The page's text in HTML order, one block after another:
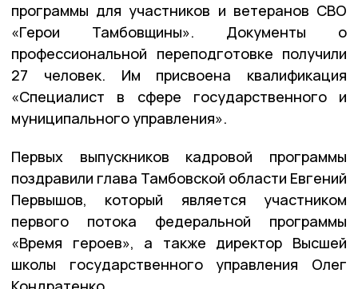
программы для участников и ветеранов СВО
«Герои Тамбовщины». Документы о
профессиональной переподготовке получили
27 человек. Им присвоена квалификация
«Специалист в сфере государственного и
муниципального управления».
Первых выпускников кадровой программы
поздравили глава Тамбовской области Евгений
Первышов, который является участником
первого потока федеральной программы
«Время героев», а также директор Высшей
школы государственного управления Олег